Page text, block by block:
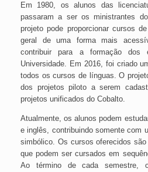
Em 1980, os alunos das
passaram a ser os ministrantes
projeto pode proporcionar cursos
geral de uma forma mais
contribuir para a formação dos
Universidade. Em 2016, foi criado
todos os cursos de línguas. O
dos projetos piloto a serem
projetos unificados do Cobalto.
Atualmente, os alunos podem
e inglês, contribuindo somente com
simbólico. Os cursos oferecidos
que podem ser cursados em
Ao término de cada semestre,